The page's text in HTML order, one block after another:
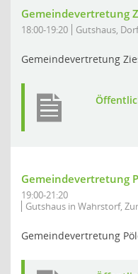
Gemeindevertretung
18:00-19:20 Gutshaus,
Gemeindevertretung
Gemeindevertretung
19:00-21:20
Gutshaus in Wahrstorf,
Gemeindevertretung